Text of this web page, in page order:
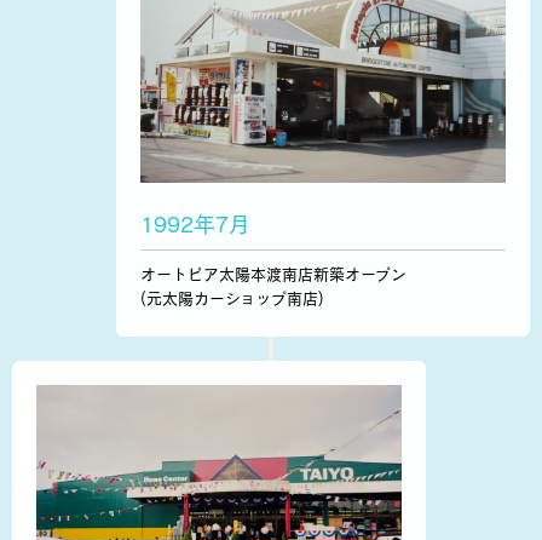
1992年7月
オートピア太陽本渡南店新築オープン
(元太陽カーショップ南店)